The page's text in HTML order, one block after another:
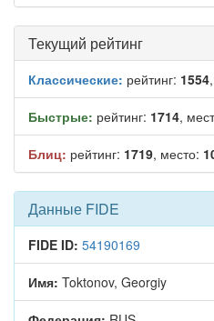
Текущий рейтинг
Классические: рейтинг: 1554
Быстрые: рейтинг: 1714,
Блиц: рейтинг: 1719, место:
Данные FIDE
FIDE ID: 54190169
Имя: Toktonov, Georgiy